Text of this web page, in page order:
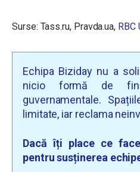
Surse: Tass.ru, Pravda.ua, RBC
Echipa Biziday nu a
nicio formă de
guvernamentale.
limitate, iar reclama
Dacă îți place ce
pentru susținerea